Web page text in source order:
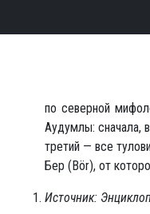
по северной
Аудумлы: сначала,
третий — все
Бер (Bör), от
Источник: